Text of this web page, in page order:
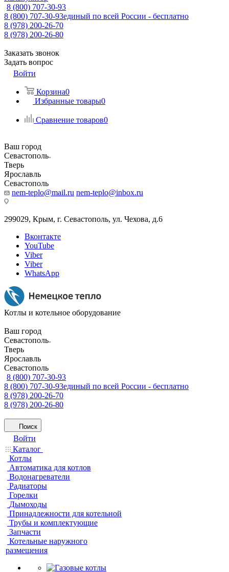
8 (800) 707-30-93
8 (800) 707-30-93единый по всей России - бесплатно
8 (978) 200-26-70
8 (978) 200-26-80
Заказать звонок
Задать вопрос
Войти
Корзина0
Избранные товары0
Сравнение товаров0
Ваш город
Севастополь
Тверь
Ярославль
Севастополь
nem-teplo@mail.ru nem-teplo@inbox.ru
299029, Крым, г. Севастополь, ул. Чехова, д.6
Вконтакте
YouTube
Viber
Viber
WhatsApp
Котлы и котельное оборудование
Ваш город
Севастополь
Тверь
Ярославль
Севастополь
8 (800) 707-30-93
8 (800) 707-30-93единый по всей России - бесплатно
8 (978) 200-26-70
8 (978) 200-26-80
Поиск
Войти
Каталог
Котлы
Автоматика для котлов
Водонагреватели
Радиаторы
Горелки
Дымоходы
Принадлежности для котельной
Трубы и комплектующие
Запчасти
Котельные наружного
размещения